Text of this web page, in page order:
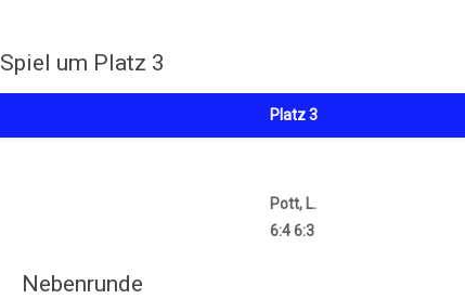
Spiel um Platz 3
Platz 3
Pott, L.
6:4 6:3
Nebenrunde